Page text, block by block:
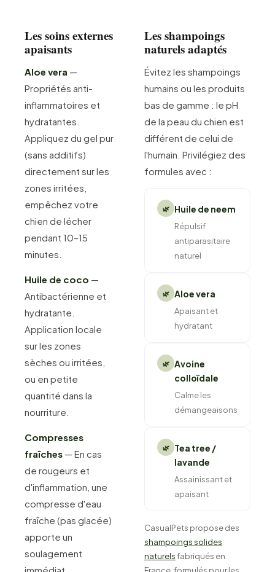
Les soins externes
apaisants
Aloe vera —
Propriétés anti-
inflammatoires et
hydratantes.
Appliquez du gel pur
(sans additifs)
directement sur les
zones irritées,
empêchez votre
chien de lécher
pendant 10–15
minutes.
Huile de coco —
Antibactérienne et
hydratante.
Application locale
sur les zones
sèches ou irritées,
ou en petite
quantité dans la
nourriture.
Compresses
fraîches — En cas
de rougeurs et
d'inflammation, une
compresse d'eau
fraîche (pas glacée)
apporte un
soulagement
Les shampoings
naturels adaptés
Évitez les shampoings
humains ou les produits
bas de gamme : le pH
de la peau du chien est
différent de celui de
l'humain. Privilégiez des
formules avec :
🌿 Huile de neem
Répulsif
antiparasitaire
naturel
🌿 Aloe vera
Apaisant et
hydratant
🌿
Avoine
colloïdale
Calme les
démangeaisons
🌿
Tea tree /
lavande
Assainissant et
apaisant
CasualPets propose des
shampoings solides
naturelsfabriqués en